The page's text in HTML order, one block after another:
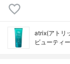
atrix(アトリ
ビューティ